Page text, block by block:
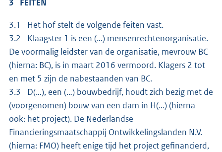
3 FEITEN
3.1 Het hof stelt de volgende feiten vast.
3.2 Klaagster 1 is een (…) mensenrechtenorganisatie.
De voormalig leidster van de organisatie, mevrouw BC
(hierna: BC), is in maart 2016 vermoord. Klagers 2 tot
en met 5 zijn de nabestaanden van BC.
3.3 D(…), een (…) bouwbedrijf, houdt zich bezig met de
(voorgenomen) bouw van een dam in H(…) (hierna
ook: het project). De Nederlandse
Financieringsmaatschappij Ontwikkelingslanden N.V.
(hierna: FMO) heeft enige tijd het project gefinancierd,